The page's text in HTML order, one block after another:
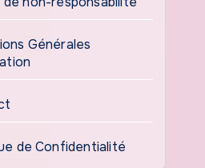
Générales
de Confidentialité